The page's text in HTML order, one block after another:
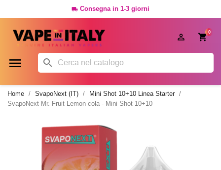
 Consegna in 1-3 giorni
0

 
Home SvapoNext (IT)
Mini Shot 10+10 Linea Starter
SvapoNext Mr. Fruit Lemon cola - Mini Shot 10+10